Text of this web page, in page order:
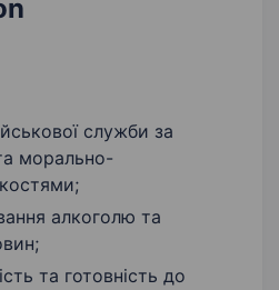
служби за
морально-
алкоголю та
та готовність до